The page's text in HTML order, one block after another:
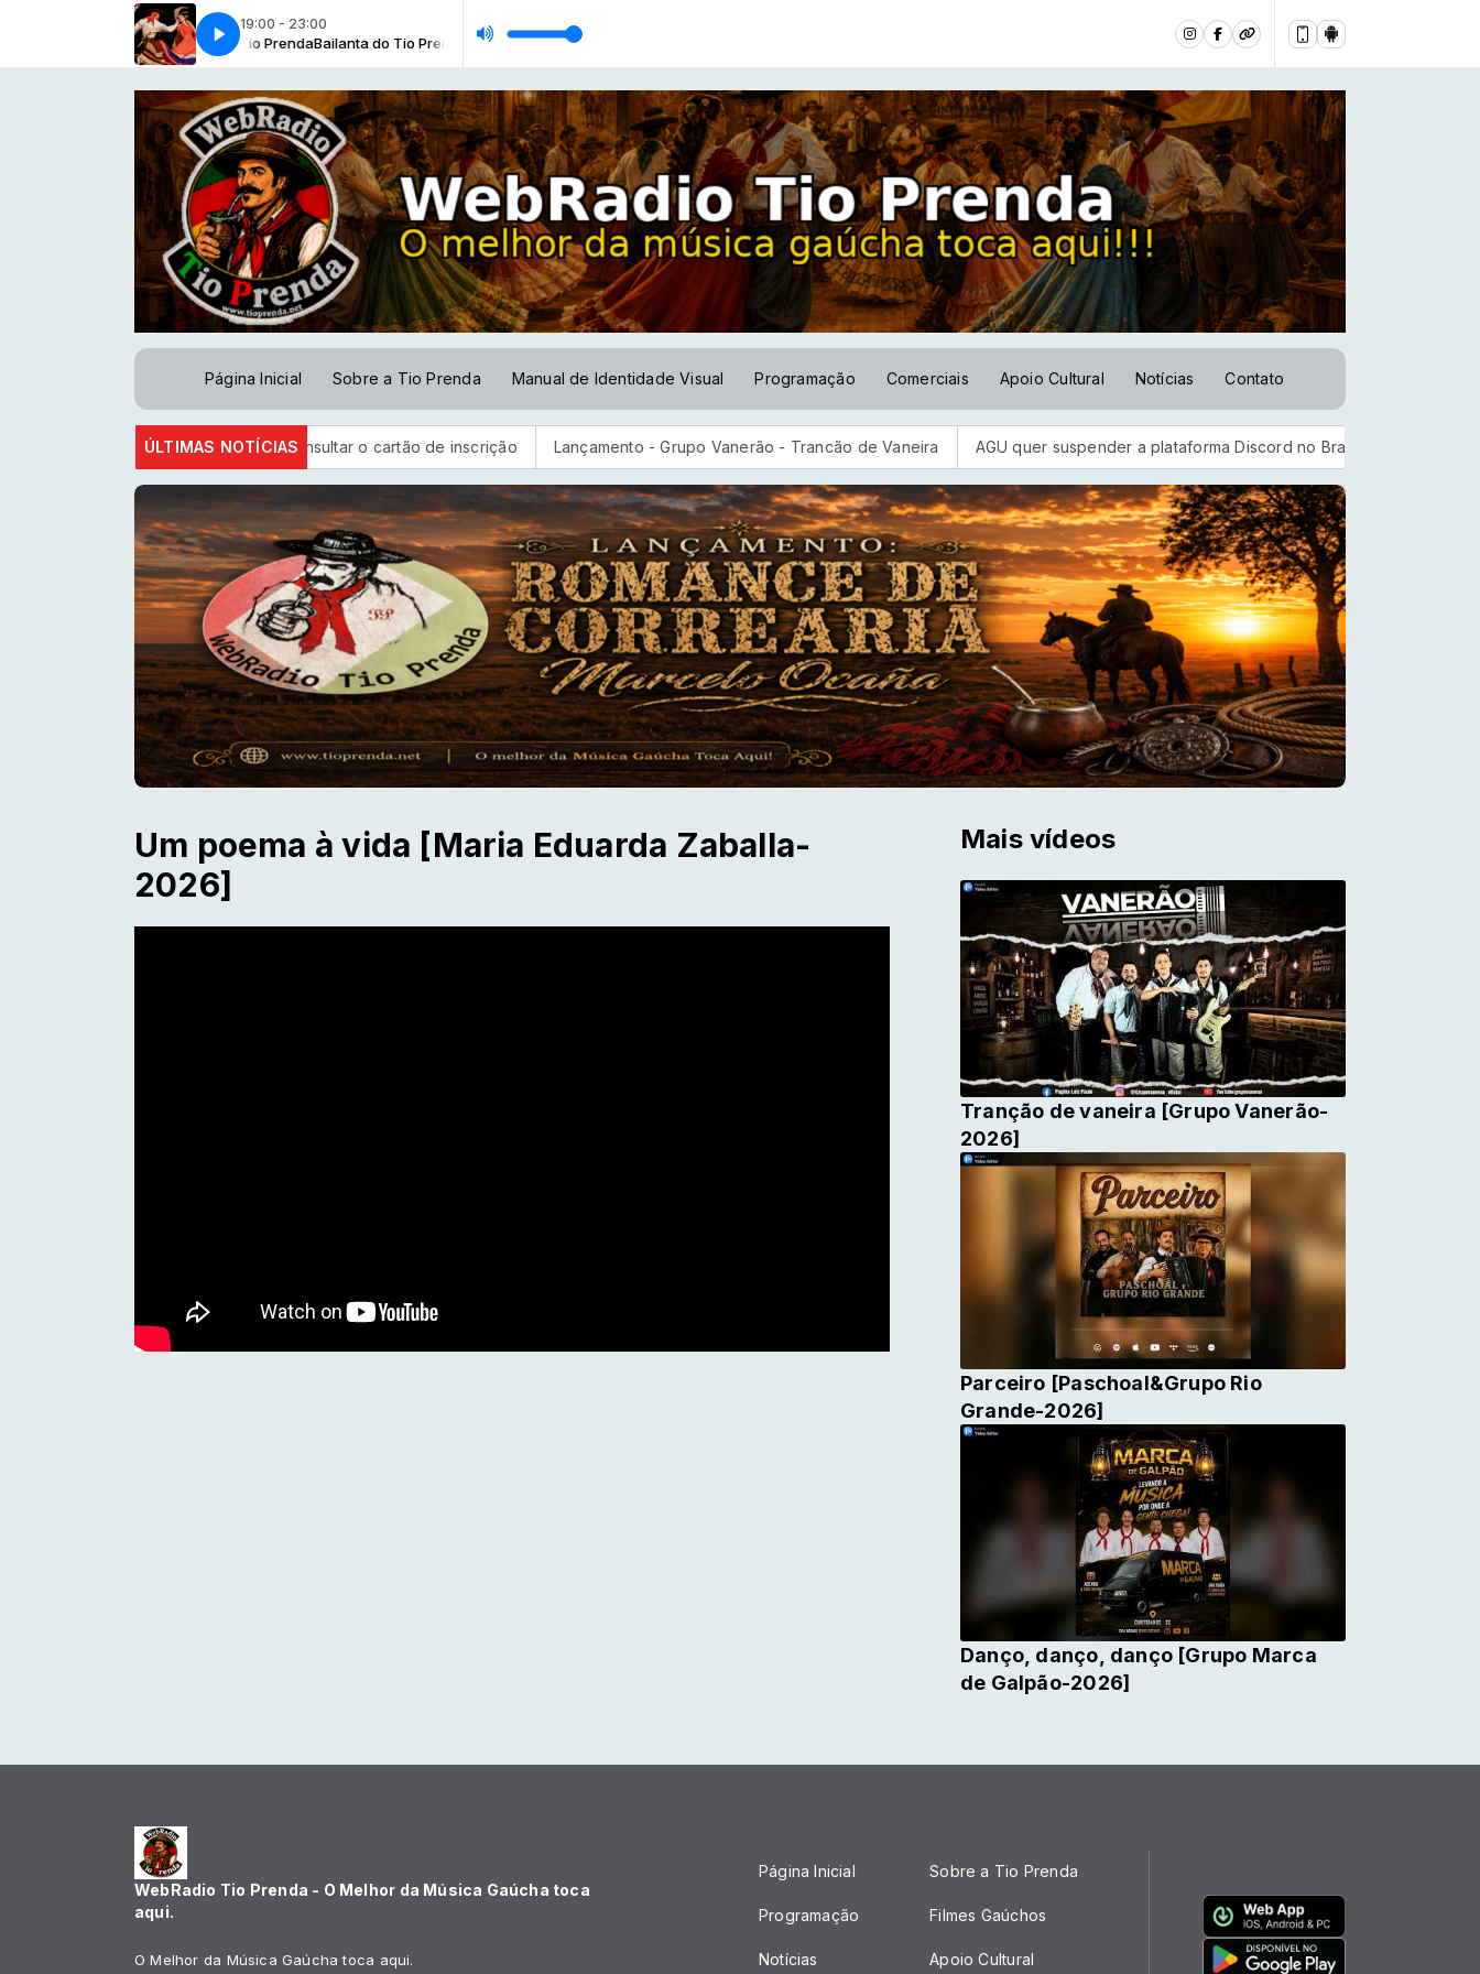
19:00 - 23:00
Bailanta do Tio Prenda com Tio PrendaBailanta do Tio Prenda com Tio Prenda
CANÇÃO NATIVA - CHAPÉU DE PALHACANÇÃO NATIVA - CHAPÉU DE PALHA
Página Inicial Sobre a Tio Prenda Manual de Identidade Visual Programação Comerciais Apoio Cultural Notícias Contato
ÚLTIMAS NOTÍCIAS
do Encceja 2026 podem consultar o cartão de inscrição Lançamento - Grupo Vanerão - Trancão de Vaneira AGU quer suspender a plataforma Discord no Brasil Candidatos do
Um poema à vida [Maria Eduarda Zaballa-
2026]
Mais vídeos
Tranção de vaneira [Grupo Vanerão-
2026]
Parceiro [Paschoal&Grupo Rio
Grande-2026]
Danço, danço, danço [Grupo Marca
de Galpão-2026]
WebRadio Tio Prenda - O Melhor da Música Gaúcha toca
aqui.
O Melhor da Música Gaúcha toca aqui.
Página Inicial
Programação
Notícias
Sobre a Tio Prenda
Filmes Gaúchos
Apoio Cultural